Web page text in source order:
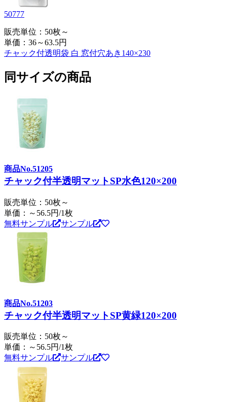
50777
販売単位：50枚～
単価： 36～63.5円
チャック付透明袋 白 窓付穴あき140×230
同サイズの商品
商品No.51205
チャック付半透明マットSP水色120×200
販売単位：50枚～
単価：～56.5円/1枚
無料サンプル
サンプル
商品No.51203
チャック付半透明マットSP黄緑120×200
販売単位：50枚～
単価：～56.5円/1枚
無料サンプル
サンプル